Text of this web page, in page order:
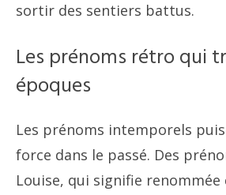
sortir des sentiers battus.
Les prénoms rétro qui
époques
Les prénoms intemporels
force dans le passé. Des
Louise, qui signifie renommée